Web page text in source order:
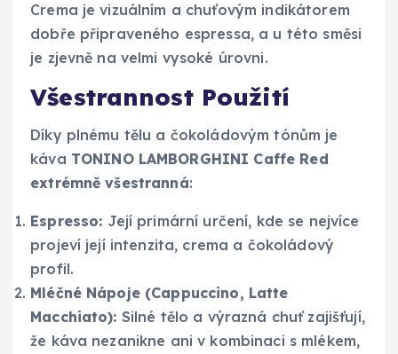
Crema je vizuálním a chuťovým indikátorem
dobře připraveného espressa, a u této směsi
je zjevně na velmi vysoké úrovni.
Všestrannost Použití
Díky plnému tělu a čokoládovým tónům je
káva TONINO LAMBORGHINI Caffe Red
extrémně všestranná:
Espresso: Její primární určení, kde se nejvíce
projeví její intenzita, crema a čokoládový
profil.
Mléčné Nápoje (Cappuccino, Latte
Macchiato): Silné tělo a výrazná chuť zajišťují,
že káva nezanikne ani v kombinaci s mlékem,